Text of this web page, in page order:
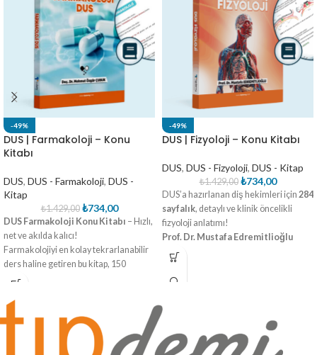
-49%
DUS | Farmakoloji – Konu
Kitabı
DUS, DUS - Farmakoloji, DUS -
Kitap
₺1.429,00 ₺734,00
DUS Farmakoloji Konu Kitabı – Hızlı,
net ve akılda kalıcı!
Farmakolojiyi en kolay tekrarlanabilir
ders haline getiren bu kitap, 150
sayfada
madde anlatımı, bol şekil ve tablolarıyla
sınava uygun sadeleştirilmiş bilgileri
DUS’a özel en önemli konular
ayrıntılı ve anlaşılır şekilde ele
-49%
DUS | Fizyoloji – Konu Kitabı
DUS, DUS - Fizyoloji, DUS - Kitap
₺1.429,00 ₺734,00
DUS’a hazırlanan diş hekimleri için 284
sayfalık, detaylı ve klinik öncelikli
fizyoloji anlatımı!
Prof. Dr. Mustafa Edremitlioğlu
tarafından hazırlanan bu kapsamlı
eser, sistematik konu işleyişi ve özgün
görsellerle DUS başarınızı destekliyor.